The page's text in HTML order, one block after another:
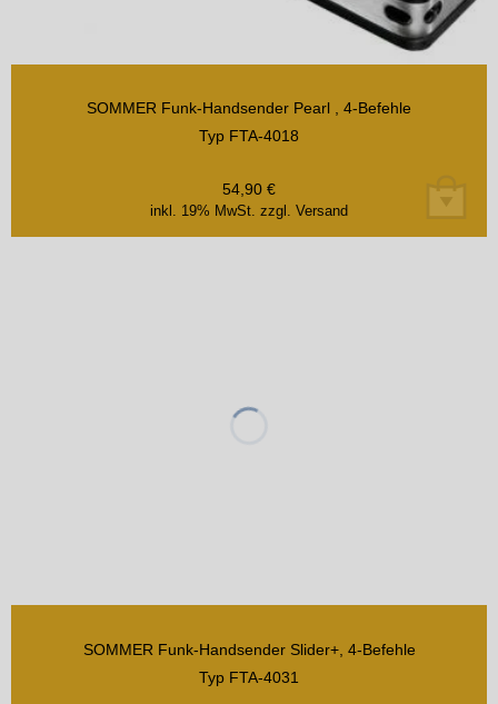
SOMMER Funk-Handsender Pearl , 4-Befehle
Typ FTA-4018
inkl. 19% MwSt. zzgl. Versand
54,90 €
SOMMER Funk-Handsender Slider+, 4-Befehle
Typ FTA-4031